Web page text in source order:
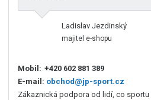
Ladislav Jezdinský
majitel e-shopu
Mobil: +420 602 881 389
E-mail: obchod@jp-sport.cz
Zákaznická podpora od lidí, co sportu